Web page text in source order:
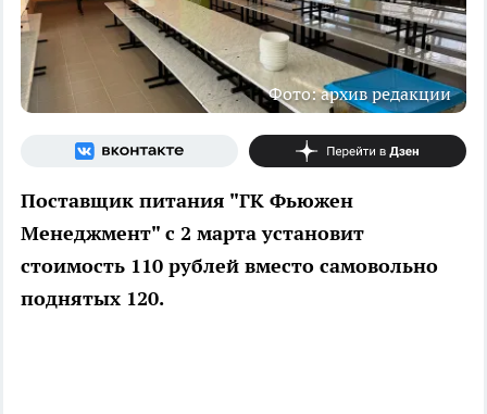
Фото: архив редакции
Поставщик питания "ГК Фьюжен
Менеджмент" с 2 марта установит
стоимость 110 рублей вместо самовольно
поднятых 120.